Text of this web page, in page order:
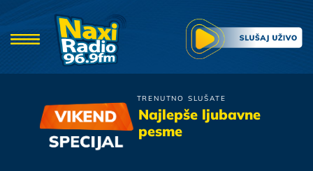
TRENUTNO SLUŠATE
Najlepše ljubavne
pesme
Hari Mata Hari
Bas Ti Lijepo Stoje Suze